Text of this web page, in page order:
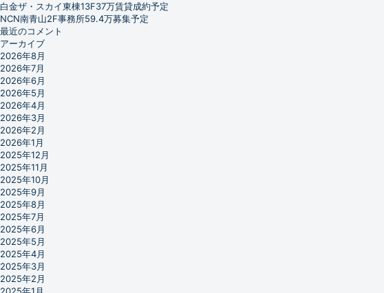
白金ザ・スカイ東棟13F37万賃貸成約予定
NCN南青山2F事務所59.4万募集予定
最近のコメント
アーカイブ
2026年8月
2026年7月
2026年6月
2026年5月
2026年4月
2026年3月
2026年2月
2026年1月
2025年12月
2025年11月
2025年10月
2025年9月
2025年8月
2025年7月
2025年6月
2025年5月
2025年4月
2025年3月
2025年2月